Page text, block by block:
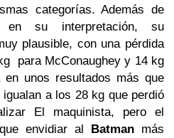
categorías. Además de
en su interpretación, su
plausible, con una pérdida
para McConaughey y 14 kg
unos resultados más que
a los 28 kg que perdió
El maquinista, pero el
envidiar al Batmanmás